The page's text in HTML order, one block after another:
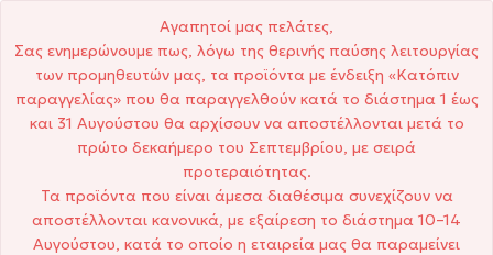
Αγαπητοί μας πελάτες,
Σας ενημερώνουμε πως, λόγω της θερινής παύσης λειτουργίας
των προμηθευτών μας, τα προϊόντα με ένδειξη «Κατόπιν
παραγγελίας» που θα παραγγελθούν κατά το διάστημα 1 έως
και 31 Αυγούστου θα αρχίσουν να αποστέλλονται μετά το
πρώτο δεκαήμερο του Σεπτεμβρίου, με σειρά
προτεραιότητας.
Τα προϊόντα που είναι άμεσα διαθέσιμα συνεχίζουν να
αποστέλλονται κανονικά, με εξαίρεση το διάστημα 10–14
Αυγούστου, κατά το οποίο η εταιρεία μας θα παραμείνει